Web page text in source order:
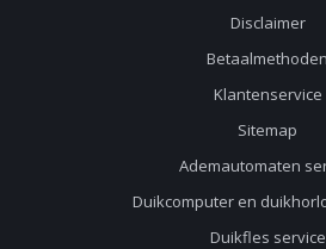
Disclaimer
Betaalmethoden
Klantenservice
Sitemap
Ademautomaten
Duikcomputer en
Duikfles service